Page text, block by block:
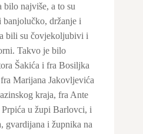
bilo najviše, a to su
banjolučko, držanje i
bili su čovjekoljubivi i
Takvo je bilo
Šakića i fra Bosiljka
Marijana Jakovljevića
kraja, fra Ante
u župi Barlovci, i
gvardijana i župnika na